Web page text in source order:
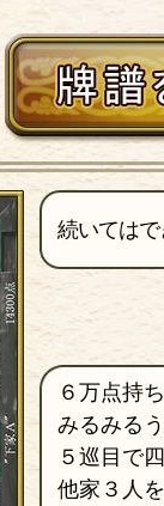
続いては
６万点持
みるみる
５巡目で
他家３人